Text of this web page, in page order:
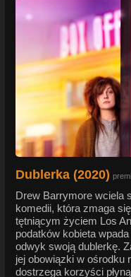
Dublerka (2020)
Drew Barrymore wciela
komedii, która zmaga
tętniącym życiem Los
podatków kobieta
odwyk swoją dublerkę.
jej obowiązki w ośrodku
dostrzega korzyści